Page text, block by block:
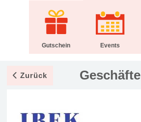
Gutschein Events
Zurück Geschäfte